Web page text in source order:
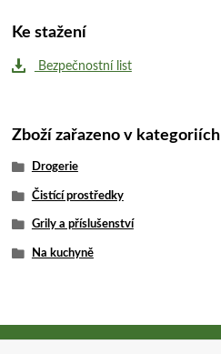
Ke stažení
Bezpečnostní list
Zboží zařazeno v kategoriích
Drogerie
Čistící prostředky
Grily a příslušenství
Na kuchyně